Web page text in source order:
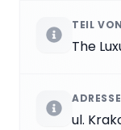
TEIL VON
The
ADRESSE
ul.